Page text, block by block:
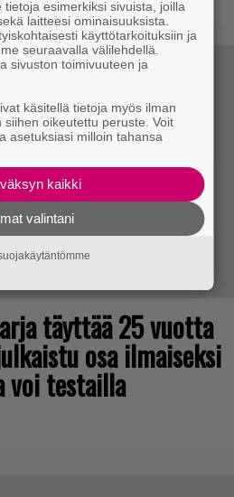
täyttää 25 vuotta
osa ilmaiseksi
voi testailla
esimerkiksi sivuista, joilla
laitteesi ominaisuuksista.
käyttötarkoituksiin ja
seuraavalla välilehdellä.
sivuston toimivuuteen ja
käsitellä tietoja myös ilman
oikeutettu peruste. Voit
asetuksiasi milloin tahansa
kaikki
valintani